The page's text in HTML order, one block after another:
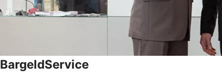
BargeldService